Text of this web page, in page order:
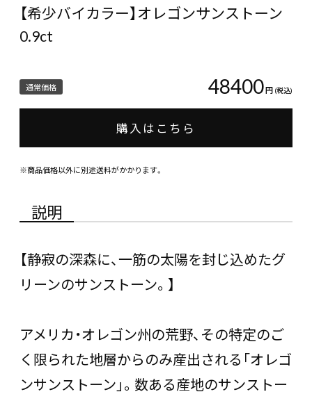
【希少バイカラー】オレゴンサンストーン
0.9ct
通常価格 48400円 (税込)
購入はこちら
※商品価格以外に別途送料がかかります。
説明
【静寂の深森に、一筋の太陽を封じ込めたグ
リーンのサンストーン。】
アメリカ・オレゴン州の荒野、その特定のご
く限られた地層からのみ産出される「オレゴ
ンサンストーン」。数ある産地のサンストー